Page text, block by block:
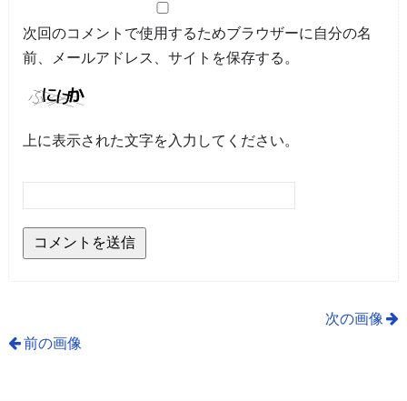
次回のコメントで使用するためブラウザーに自分の名
前、メールアドレス、サイトを保存する。
上に表示された文字を入力してください。
次の画像
前の画像